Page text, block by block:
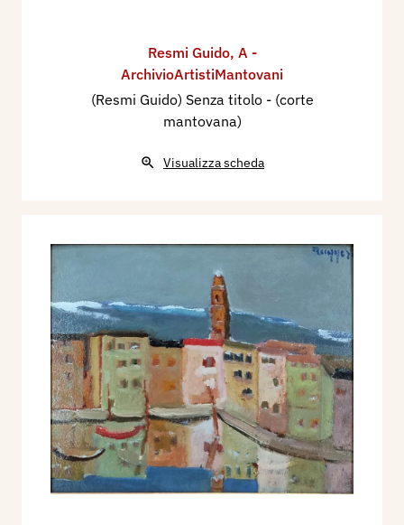
Resmi Guido, A -
ArchivioArtistiMantovani
(Resmi Guido) Senza titolo - (corte
mantovana)
Visualizza scheda